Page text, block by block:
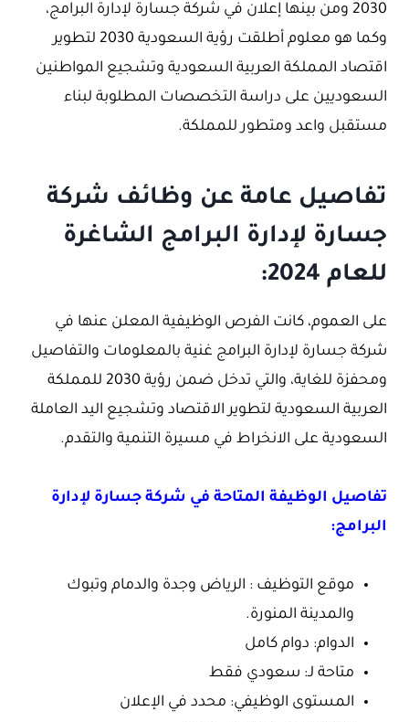
2030 ومن بينها إعلان في شركة جسارة لإدارة البرامج،
وكما هو معلوم أطلقت رؤية السعودية 2030 لتطوير
اقتصاد المملكة العربية السعودية وتشجيع المواطنين
السعوديين على دراسة التخصصات المطلوبة لبناء
مستقبل واعد ومتطور للمملكة.
تفاصيل عامة عن وظائف شركة
جسارة لإدارة البرامج الشاغرة
للعام 2024:
على العموم، كانت الفرص الوظيفية المعلن عنها في
شركة جسارة لإدارة البرامج غنية بالمعلومات والتفاصيل
ومحفزة للغاية، والتي تدخل ضمن رؤية 2030 للمملكة
العربية السعودية لتطوير الاقتصاد وتشجيع اليد العاملة
السعودية على الانخراط في مسيرة التنمية والتقدم.
تفاصيل الوظيفة المتاحة في شركة جسارة لإدارة
البرامج:
موقع التوظيف : الرياض وجدة والدمام وتبوك
والمدينة المنورة.
الدوام: دوام كامل
متاحة لـ: سعودي فقط
المستوى الوظيفي: محدد في الإعلان